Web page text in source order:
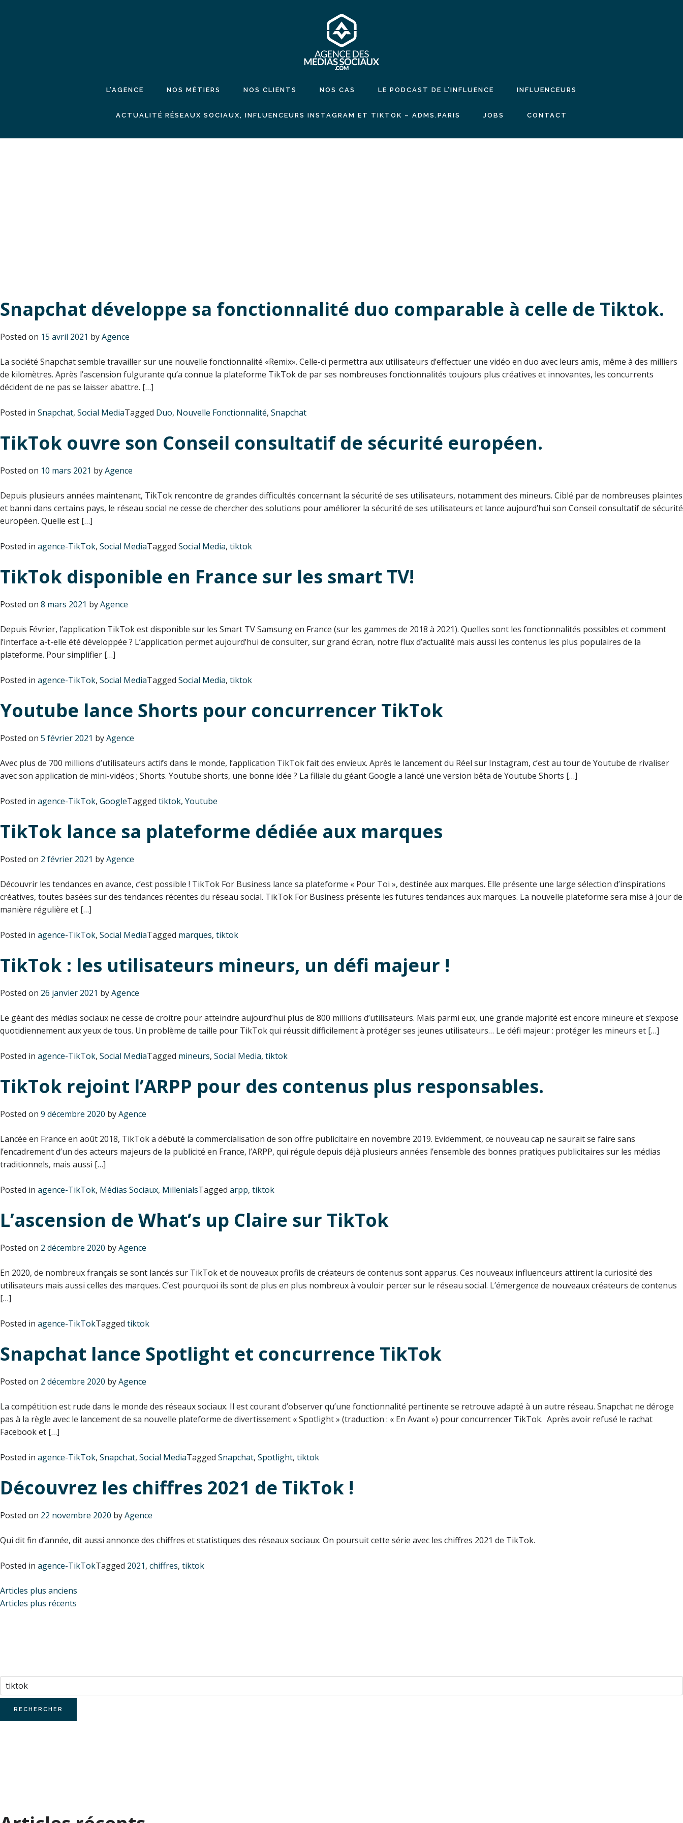
L’AGENCE NOS MÉTIERS NOS CLIENTS NOS CAS LE PODCAST DE L’INFLUENCE INFLUENCEURS
ACTUALITÉ RÉSEAUX SOCIAUX, INFLUENCEURS INSTAGRAM ET TIKTOK – ADMS.PARIS JOBS CONTACT
Snapchat développe sa fonctionnalité duo comparable à celle de Tiktok.
Posted on 15 avril 2021 byAgence
La société Snapchat semble travailler sur une nouvelle fonctionnalité «Remix». Celle-ci permettra aux utilisateurs d’effectuer une vidéo en duo avec leurs amis, même à des milliers
de kilomètres. Après l’ascension fulgurante qu’a connue la plateforme TikTok de par ses nombreuses fonctionnalités toujours plus créatives et innovantes, les concurrents
décident de ne pas se laisser abattre. […]
Posted in Snapchat, Social MediaTagged Duo, Nouvelle Fonctionnalité, Snapchat
TikTok ouvre son Conseil consultatif de sécurité européen.
Posted on 10 mars 2021 byAgence
Depuis plusieurs années maintenant, TikTok rencontre de grandes difficultés concernant la sécurité de ses utilisateurs, notamment des mineurs. Ciblé par de nombreuses plaintes
et banni dans certains pays, le réseau social ne cesse de chercher des solutions pour améliorer la sécurité de ses utilisateurs et lance aujourd’hui son Conseil consultatif de sécurité
européen. Quelle est […]
Posted in agence-TikTok, Social MediaTagged Social Media, tiktok
TikTok disponible en France sur les smart TV!
Posted on 8 mars 2021 byAgence
Depuis Février, l’application TikTok est disponible sur les Smart TV Samsung en France (sur les gammes de 2018 à 2021). Quelles sont les fonctionnalités possibles et comment
l’interface a-t-elle été développée ? L’application permet aujourd’hui de consulter, sur grand écran, notre flux d’actualité mais aussi les contenus les plus populaires de la
plateforme. Pour simplifier […]
Posted in agence-TikTok, Social MediaTagged Social Media, tiktok
Youtube lance Shorts pour concurrencer TikTok
Posted on 5 février 2021 byAgence
Avec plus de 700 millions d’utilisateurs actifs dans le monde, l’application TikTok fait des envieux. Après le lancement du Réel sur Instagram, c’est au tour de Youtube de rivaliser
avec son application de mini-vidéos ; Shorts. Youtube shorts, une bonne idée ? La filiale du géant Google a lancé une version bêta de Youtube Shorts […]
Posted in agence-TikTok, GoogleTagged tiktok, Youtube
TikTok lance sa plateforme dédiée aux marques
Posted on 2 février 2021 byAgence
Découvrir les tendances en avance, c’est possible ! TikTok For Business lance sa plateforme « Pour Toi », destinée aux marques. Elle présente une large sélection d’inspirations
créatives, toutes basées sur des tendances récentes du réseau social. TikTok For Business présente les futures tendances aux marques. La nouvelle plateforme sera mise à jour de
manière régulière et […]
Posted in agence-TikTok, Social MediaTagged marques, tiktok
TikTok : les utilisateurs mineurs, un défi majeur !
Posted on 26 janvier 2021 byAgence
Le géant des médias sociaux ne cesse de croitre pour atteindre aujourd’hui plus de 800 millions d’utilisateurs. Mais parmi eux, une grande majorité est encore mineure et s’expose
quotidiennement aux yeux de tous. Un problème de taille pour TikTok qui réussit difficilement à protéger ses jeunes utilisateurs… Le défi majeur : protéger les mineurs et […]
Posted in agence-TikTok, Social MediaTagged mineurs, Social Media, tiktok
TikTok rejoint l’ARPP pour des contenus plus responsables.
Posted on 9 décembre 2020 byAgence
Lancée en France en août 2018, TikTok a débuté la commercialisation de son offre publicitaire en novembre 2019. Evidemment, ce nouveau cap ne saurait se faire sans
l’encadrement d’un des acteurs majeurs de la publicité en France, l’ARPP, qui régule depuis déjà plusieurs années l’ensemble des bonnes pratiques publicitaires sur les médias
traditionnels, mais aussi […]
Posted in agence-TikTok, Médias Sociaux, MillenialsTagged arpp, tiktok
L’ascension de What’s up Claire sur TikTok
Posted on 2 décembre 2020 byAgence
En 2020, de nombreux français se sont lancés sur TikTok et de nouveaux profils de créateurs de contenus sont apparus. Ces nouveaux influenceurs attirent la curiosité des
utilisateurs mais aussi celles des marques. C’est pourquoi ils sont de plus en plus nombreux à vouloir percer sur le réseau social. L’émergence de nouveaux créateurs de contenus
[…]
Posted in agence-TikTokTagged tiktok
Snapchat lance Spotlight et concurrence TikTok
Posted on 2 décembre 2020 byAgence
La compétition est rude dans le monde des réseaux sociaux. Il est courant d’observer qu’une fonctionnalité pertinente se retrouve adapté à un autre réseau. Snapchat ne déroge
pas à la règle avec le lancement de sa nouvelle plateforme de divertissement « Spotlight » (traduction : « En Avant ») pour concurrencer TikTok. Après avoir refusé le rachat
Facebook et […]
Posted in agence-TikTok, Snapchat, Social MediaTagged Snapchat, Spotlight, tiktok
Découvrez les chiffres 2021 de TikTok !
Posted on 22 novembre 2020 byAgence
Qui dit fin d’année, dit aussi annonce des chiffres et statistiques des réseaux sociaux. On poursuit cette série avec les chiffres 2021 de TikTok.
Posted in agence-TikTokTagged 2021, chiffres, tiktok
Navigation
Articles plus anciens
Articles plus récents
Rechercher :